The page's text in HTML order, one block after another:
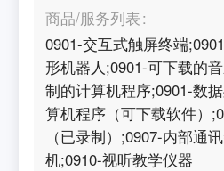
商品/服务列表
0901-交互式触屏终端
形机器人;0901-可下载的
制的计算机程序;0901-数
算机程序（可下载软件）
（已录制）;0907-内部通
机;0910-视听教学仪器